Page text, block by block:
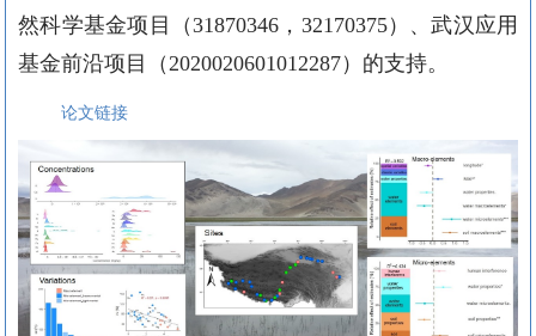
然科学基金项目
（31870346 ， 32170375）、武汉应用
基金前沿项目（ 2020020601012287）的支持。
论文链接